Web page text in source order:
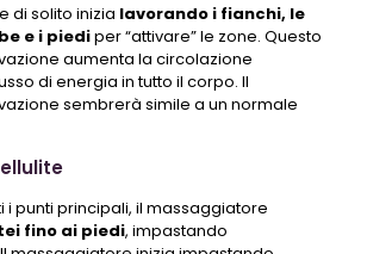
di solito inizia lavorando i fianchi, le
e i piediper “attivare” le zone. Questo
aumenta la circolazione
di energia in tutto il corpo. Il
sembrerà simile a un normale
​​i punti principali, il massaggiatore
fino ai piedi, impastando